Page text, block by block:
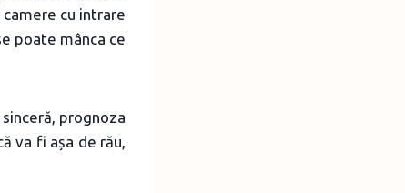
cu intrare
poate mânca ce
prognoza
va fi așa de rău,